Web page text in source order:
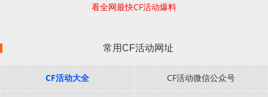
看全网最快CF活动爆料
常用CF活动网址
CF活动大全 CF活动微信公众号